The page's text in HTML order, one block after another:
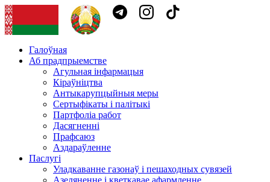
Галоўная
Аб прадпрыемстве
Агульная інфармацыя
Кіраўніцтва
Антыкарупцыйныя меры
Сертыфікаты і палітыкі
Партфоліа работ
Дасягненні
Прафсаюз
Аздараўленне
Паслугі
Уладкаванне газонаў і пешаходных сувязей
Азеляненне і кветкавае афармленне